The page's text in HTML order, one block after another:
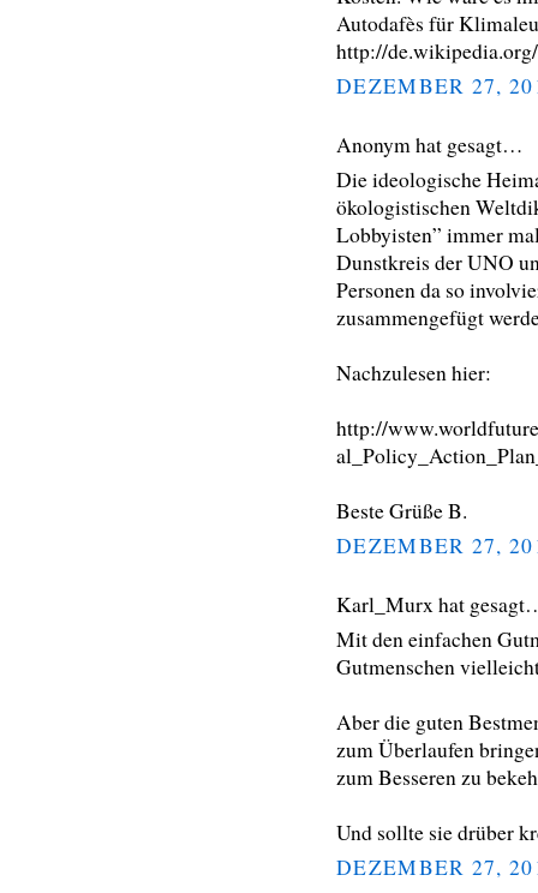
Autodafès für
http://
DEZEMBER 27,
Anonym hat gesagt…
Die ideologische
ökologistischen
Lobbyisten” immer
Dunstkreis der UNO
Personen da so
zusammengefügt
Nachzulesen hier:
http://
Beste Grüße B.
DEZEMBER 27,
Karl_Murx hat
Mit den einfachen
Gutmenschen
Aber die guten
zum Überlaufen
zum Besseren zu
Und sollte sie drüber
DEZEMBER 27,